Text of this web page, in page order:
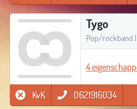
Tygo
Pop/rockband
4
KvK 0621916034